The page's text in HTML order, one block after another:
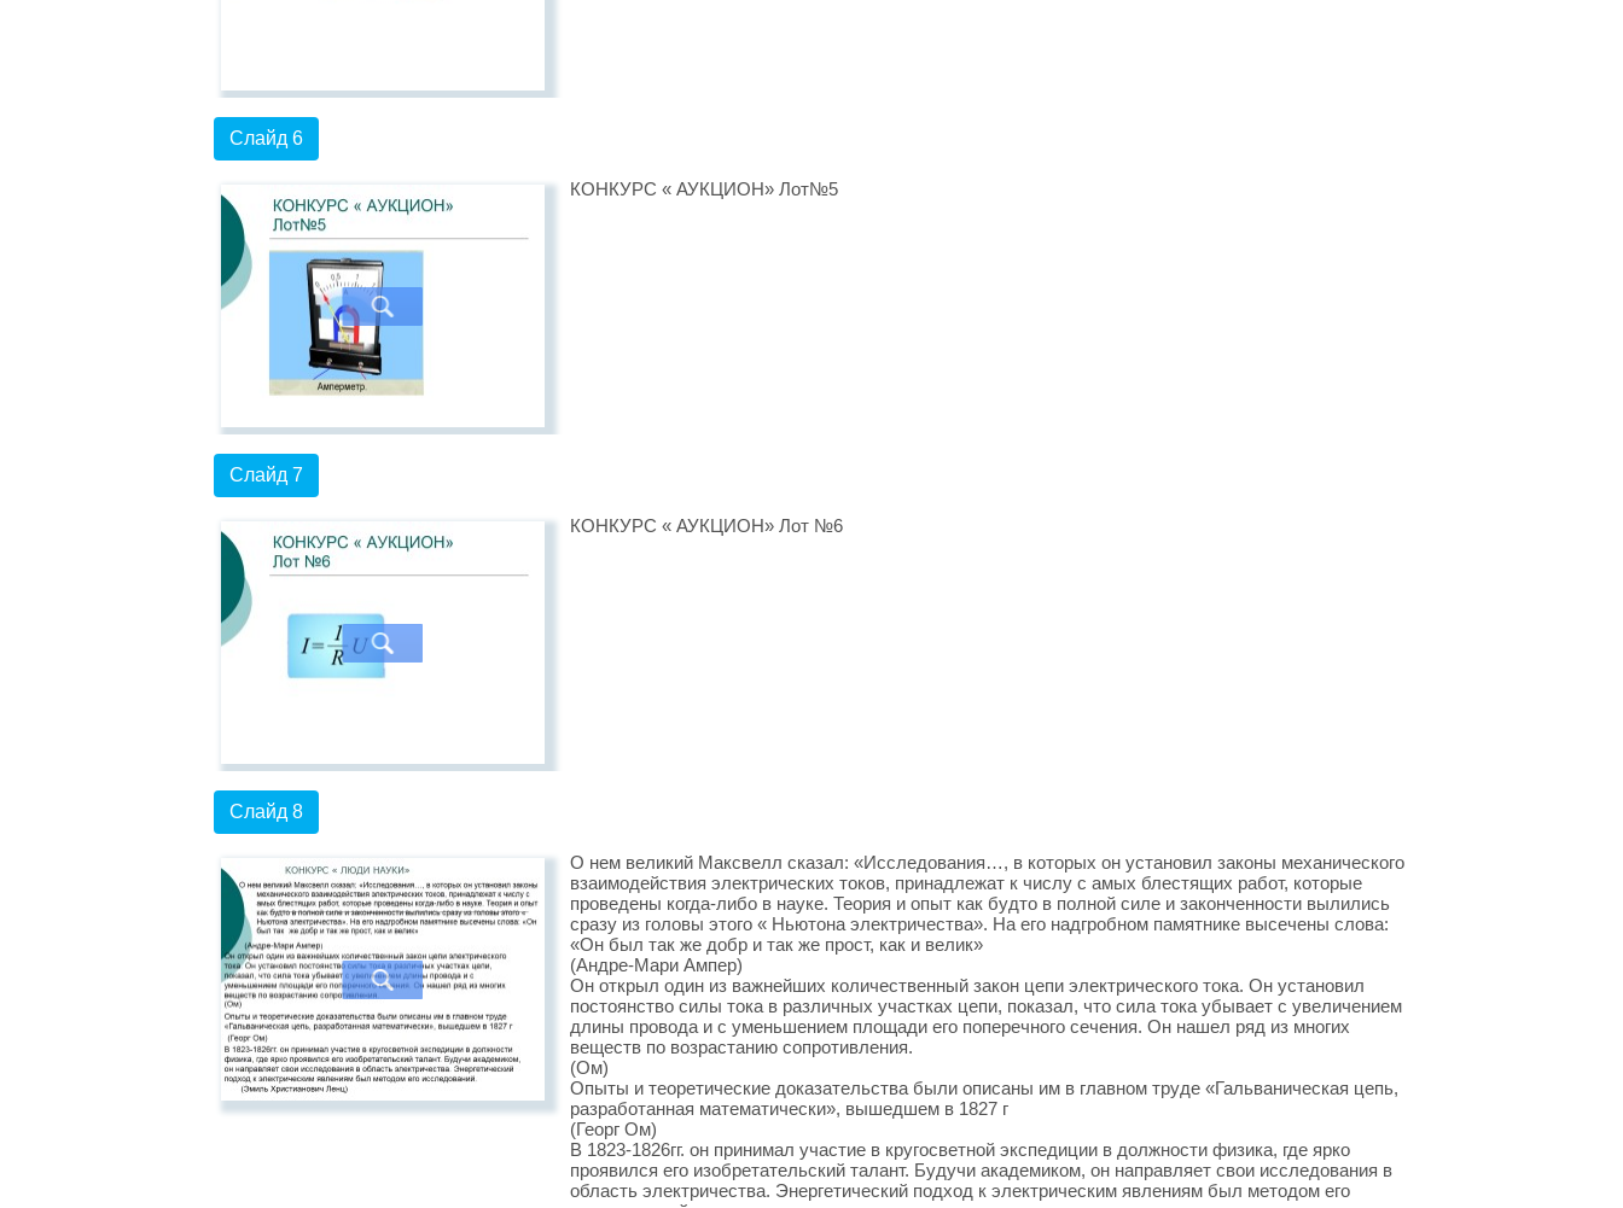
Слайд 6
КОНКУРС « АУКЦИОН» Лот№5
Слайд 7
КОНКУРС « АУКЦИОН» Лот №6
Слайд 8
О нем великий Максвелл сказал: «Исследования…, в которых он установил законы механического
взаимодействия электрических токов, принадлежат к числу с амых блестящих работ, которые
проведены когда-либо в науке. Теория и опыт как будто в полной силе и законченности вылились
сразу из головы этого « Ньютона электричества». На его надгробном памятнике высечены слова:
«Он был так же добр и так же прост, как и велик»
(Андре-Мари Ампер)
Он открыл один из важнейших количественный закон цепи электрического тока. Он установил
постоянство силы тока в различных участках цепи, показал, что сила тока убывает с увеличением
длины провода и с уменьшением площади его поперечного сечения. Он нашел ряд из многих
веществ по возрастанию сопротивления.
(Ом)
Опыты и теоретические доказательства были описаны им в главном труде «Гальваническая цепь,
разработанная математически», вышедшем в 1827 г
(Георг Ом)
В 1823-1826гг. он принимал участие в кругосветной экспедиции в должности физика, где ярко
проявился его изобретательский талант. Будучи академиком, он направляет свои исследования в
область электричества. Энергетический подход к электрическим явлениям был методом его